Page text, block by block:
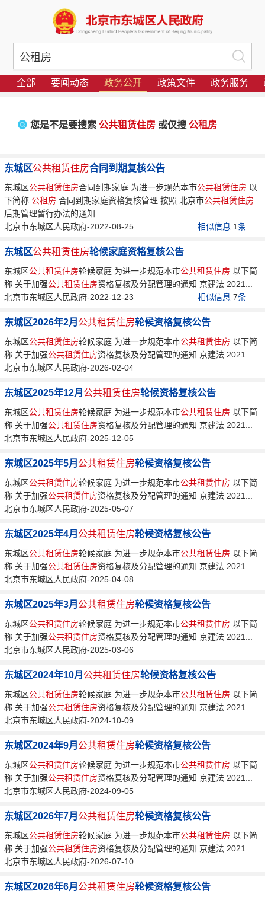
全部 要闻动态 政务公开 政策文件 政务服务
您是不是要搜索 公共租赁住房 或仅搜 公租房
东城区公共租赁住房合同到期复核公告
东城区公共租赁住房合同到期家庭 为进一步规范本市公共租赁住房 以
下简称 公租房 合同到期家庭资格复核管理 按照 北京市公共租赁住房
后期管理暂行办法的通知...
北京市东城区人民政府-2022-08-25
相似信息 1条
东城区公共租赁住房轮候家庭资格复核公告
东城区公共租赁住房轮候家庭 为进一步规范本市公共租赁住房 以下简
称 关于加强公共租赁住房资格复核及分配管理的通知 京建法 2021...
北京市东城区人民政府-2022-12-23
相似信息 7条
东城区2026年2月 公共租赁住房轮候资格复核公告
东城区公共租赁住房轮候家庭 为进一步规范本市公共租赁住房 以下简
称 关于加强公共租赁住房资格复核及分配管理的通知 京建法 2021...
北京市东城区人民政府-2026-02-04
东城区2025年12月 公共租赁住房轮候资格复核公告
东城区公共租赁住房轮候家庭 为进一步规范本市公共租赁住房 以下简
称 关于加强公共租赁住房资格复核及分配管理的通知 京建法 2021...
北京市东城区人民政府-2025-12-05
东城区2025年5月 公共租赁住房轮候资格复核公告
东城区公共租赁住房轮候家庭 为进一步规范本市公共租赁住房 以下简
称 关于加强公共租赁住房资格复核及分配管理的通知 京建法 2021...
北京市东城区人民政府-2025-05-07
东城区2025年4月 公共租赁住房轮候资格复核公告
东城区公共租赁住房轮候家庭 为进一步规范本市公共租赁住房 以下简
称 关于加强公共租赁住房资格复核及分配管理的通知 京建法 2021...
北京市东城区人民政府-2025-04-08
东城区2025年3月 公共租赁住房轮候资格复核公告
东城区公共租赁住房轮候家庭 为进一步规范本市公共租赁住房 以下简
称 关于加强公共租赁住房资格复核及分配管理的通知 京建法 2021...
北京市东城区人民政府-2025-03-06
东城区2024年10月 公共租赁住房轮候资格复核公告
东城区公共租赁住房轮候家庭 为进一步规范本市公共租赁住房 以下简
称 关于加强公共租赁住房资格复核及分配管理的通知 京建法 2021...
北京市东城区人民政府-2024-10-09
东城区2024年9月 公共租赁住房轮候资格复核公告
东城区公共租赁住房轮候家庭 为进一步规范本市公共租赁住房 以下简
称 关于加强公共租赁住房资格复核及分配管理的通知 京建法 2021...
北京市东城区人民政府-2024-09-05
东城区2026年7月 公共租赁住房轮候资格复核公告
东城区公共租赁住房轮候家庭 为进一步规范本市公共租赁住房 以下简
称 关于加强公共租赁住房资格复核及分配管理的通知 京建法 2021...
北京市东城区人民政府-2026-07-10
东城区2026年6月 公共租赁住房轮候资格复核公告